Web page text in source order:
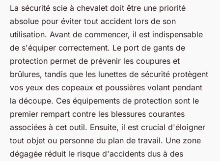
La sécurité scie à chevalet doit être une priorité
absolue pour éviter tout accident lors de son
utilisation. Avant de commencer, il est indispensable
de s'équiper correctement. Le port de gants de
protection permet de prévenir les coupures et
brûlures, tandis que les lunettes de sécurité protègent
vos yeux des copeaux et poussières volant pendant
la découpe. Ces équipements de protection sont le
premier rempart contre les blessures courantes
associées à cet outil. Ensuite, il est crucial d'éloigner
tout objet ou personne du plan de travail. Une zone
dégagée réduit le risque d'accidents dus à des